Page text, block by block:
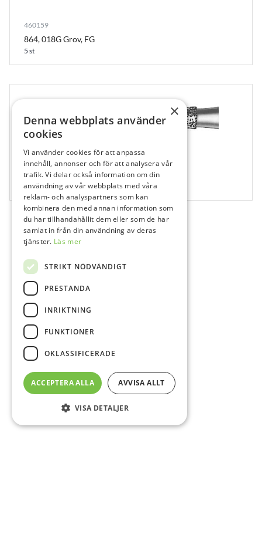
460159
864, 018G Grov, FG
5 st
474778
852, 010 Extra fin, FG
5 st
×
Denna webbplats använder
cookies
Vi använder cookies för att anpassa
innehåll, annonser och för att analysera vår
trafik. Vi delar också information om din
användning av vår webbplats med våra
reklam- och analyspartners som kan
kombinera den med annan information som
du har tillhandahållit dem eller som de har
samlat in från din användning av deras
tjänster. Läs mer
STRIKT NÖDVÄNDIGT
PRESTANDA
INRIKTNING
FUNKTIONER
OKLASSIFICERADE
ACCEPTERA ALLA AVVISA ALLT
VISA DETALJER